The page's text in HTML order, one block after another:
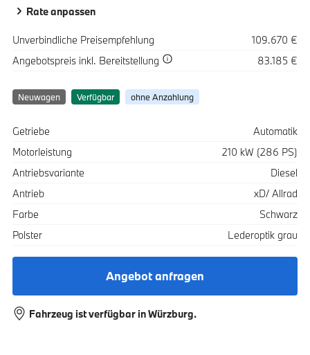
Rate anpassen
SpezifikationWert
Unverbindliche Preisempfehlung
109.670 €
Spezifikation Wert
Angebotspreis inkl. Bereitstellung 83.185 €
Neuwagen Verfügbar ohne Anzahlung
Spezifikation
Getriebe
Automatik
Motorleistung
210 kW (286 PS)
Antriebsvariante
Diesel
Antrieb
xD/ Allrad
Farbe
Schwarz
Polster
Lederoptik grau
Angebot anfragen
Fahrzeug ist verfügbar in Würzburg.